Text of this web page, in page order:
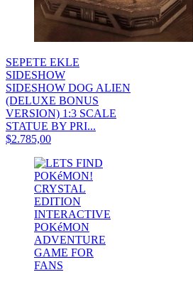
SEPETE EKLE
SIDESHOW
SIDESHOW DOG ALIEN
(DELUXE BONUS
VERSION) 1:3 SCALE
STATUE BY PRI...
$2.785,00